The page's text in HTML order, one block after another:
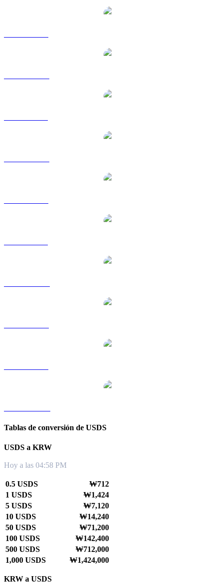
Tablas de conversión de USDS
USDS a KRW
Hoy a las 04:58 PM
0.5 USDS
₩712
1 USDS
₩1,424
5 USDS
₩7,120
10 USDS
₩14,240
50 USDS
₩71,200
100 USDS
₩142,400
500 USDS
₩712,000
1,000 USDS
₩1,424,000
KRW a USDS